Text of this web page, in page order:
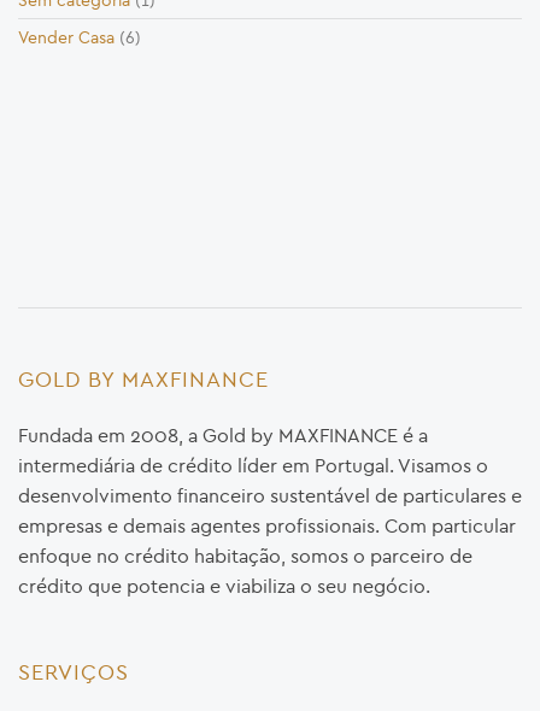
Vender Casa (6)
GOLD BY MAXFINANCE
Fundada em 2008, a Gold by MAXFINANCE é a
intermediária de crédito líder em Portugal. Visamos o
desenvolvimento financeiro sustentável de particulares e
empresas e demais agentes profissionais. Com particular
enfoque no crédito habitação, somos o parceiro de
crédito que potencia e viabiliza o seu negócio.
SERVIÇOS